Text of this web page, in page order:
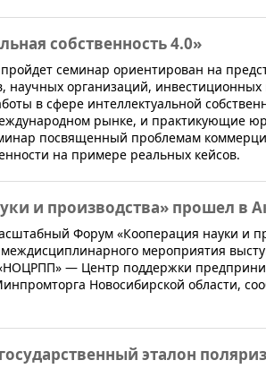
собственность 4.0»
семинар ориентирован на
научных организаций,
в сфере интеллектуальной
рынке, и практикующие
посвященный проблемам
на примере реальных кейсов.
и производства» прошел в
Форум «Кооперация науки и
мероприятия
— Центр поддержки
Новосибирской области,
эталон